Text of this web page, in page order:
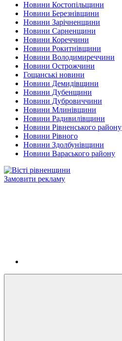
Новини Костопільщини
Новини Березнівщини
Новини Зарічненщини
Новини Сарненщини
Новини Кореччини
Новини Рокитнівщини
Новини Володимиреччини
Новини Острожчини
Гощанські новини
Новини Демидівщини
Новини Дубенщини
Новини Дубровиччини
Новини Млинівщини
Новини Радивилівщини
Новини Рівненського району
Новини Рівного
Новини Здолбунівщини
Новини Вараського району
Замовити рекламу